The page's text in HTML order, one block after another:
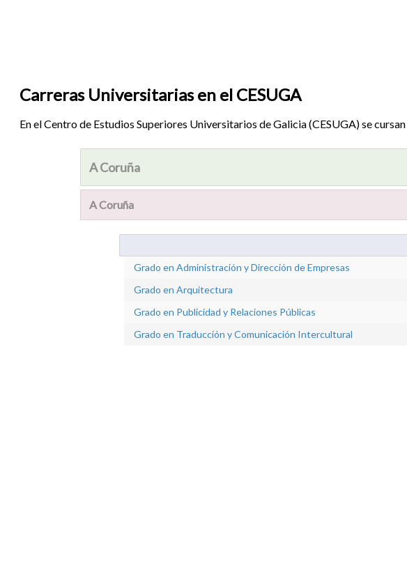
Carreras Universitarias en el CESUGA
En el Centro de Estudios Superiores Universitarios de Galicia (CESUGA) se cursan
A Coruña
A Coruña
Grado en Administración y Dirección de Empresas
Grado en Arquitectura
Grado en Publicidad y Relaciones Públicas
Grado en Traducción y Comunicación Intercultural